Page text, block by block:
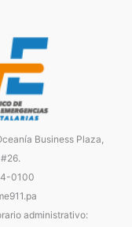
Business Plaza,
0100
administrativo: